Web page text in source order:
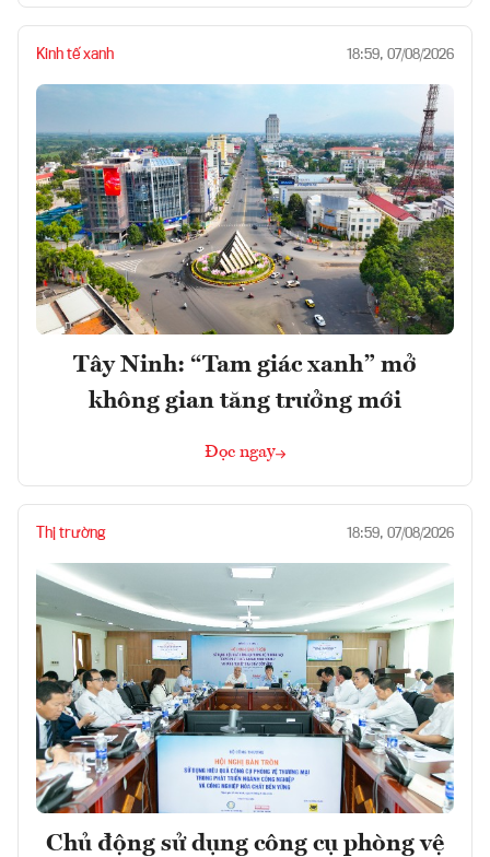
Kinh tế xanh 18:59, 07/08/2026
Tây Ninh: “Tam giác xanh” mở
không gian tăng trưởng mới
Đọc ngay
Thị trường 18:59, 07/08/2026
Chủ động sử dụng công cụ phòng vệ